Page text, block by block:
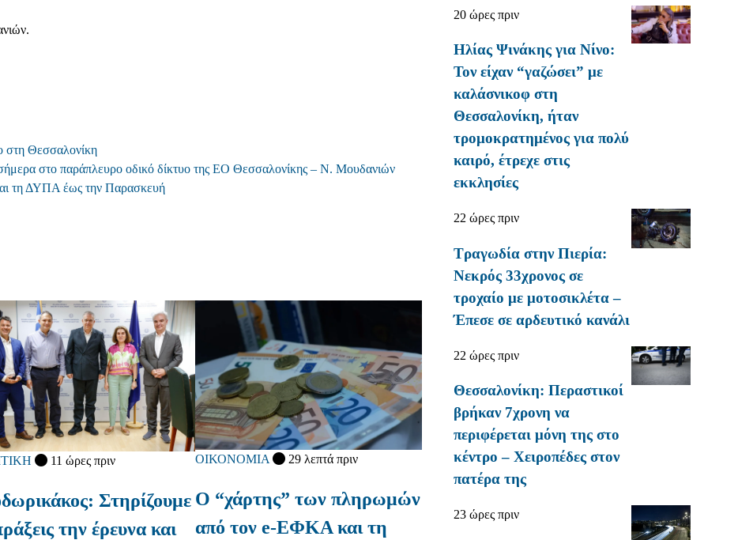
στη Θεσσαλονίκη
στο παράπλευρο οδικό δίκτυο της ΕΟ Θεσσαλονίκης – Ν. Μουδανιών
τη ΔΥΠΑ έως την Παρασκευή
11 ώρες πριν
Στηρίζουμε
την έρευνα και
ΟΙΚΟΝΟΜΙΑ 29 λεπτά πριν
Ο “χάρτης” των πληρωμών
από τον e-ΕΦΚΑ και τη
20 ώρες πριν
Ηλίας Ψινάκης για Νίνο:
Τον είχαν “γαζώσει” με
καλάσνικοφ στη
Θεσσαλονίκη, ήταν
τρομοκρατημένος για πολύ
καιρό, έτρεχε στις
εκκλησίες
22 ώρες πριν
Τραγωδία στην Πιερία:
Νεκρός 33χρονος σε
τροχαίο με μοτοσικλέτα –
Έπεσε σε αρδευτικό κανάλι
22 ώρες πριν
Θεσσαλονίκη: Περαστικοί
βρήκαν 7χρονη να
περιφέρεται μόνη της στο
κέντρο – Χειροπέδες στον
πατέρα της
23 ώρες πριν